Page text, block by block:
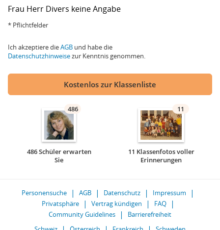
Frau Herr Divers keine Angabe
* Pflichtfelder
Ich akzeptiere dieAGB und habe die
Datenschutzhinweisezur Kenntnis genommen.
Kostenlos zur Klassenliste
486
486 Schüler erwarten
Sie
11
11 Klassenfotos voller
Erinnerungen
Personensuche AGB Datenschutz
Impressum
Privatsphäre
Vertrag kündigen
FAQ
Community Guidelines
Barrierefreiheit